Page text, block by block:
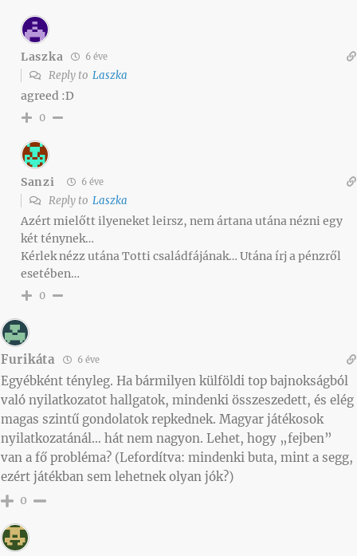
Laszka 6 éve
Reply to Laszka
agreed :D
0
Sanzi 6 éve
Reply to Laszka
Azért mielőtt ilyeneket leirsz, nem ártana utána nézni egy
két ténynek…
Kérlek nézz utána Totti családfájának… Utána írj a pénzről
esetében…
0
Furikáta 6 éve
Egyébként tényleg. Ha bármilyen külföldi top bajnokságból
való nyilatkozatot hallgatok, mindenki összeszedett, és elég
magas szintű gondolatok repkednek. Magyar játékosok
nyilatkozatánál… hát nem nagyon. Lehet, hogy „fejben”
van a fő probléma? (Lefordítva: mindenki buta, mint a segg,
ezért játékban sem lehetnek olyan jók?)
0